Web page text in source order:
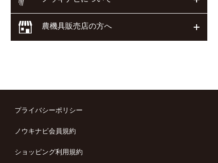
農機具販売店の方へ
プライバシーポリシー
ノウキナビ会員規約
ショッピング利用規約